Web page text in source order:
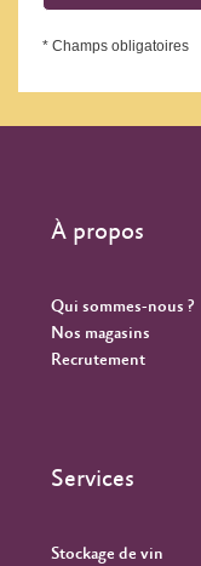
* Champs obligatoires
À propos
Qui sommes-nous ?
Nos magasins
Recrutement
Services
Stockage de vin